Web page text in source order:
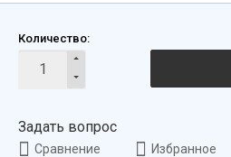
Количество:
Задать вопрос
Сравнение Избранное